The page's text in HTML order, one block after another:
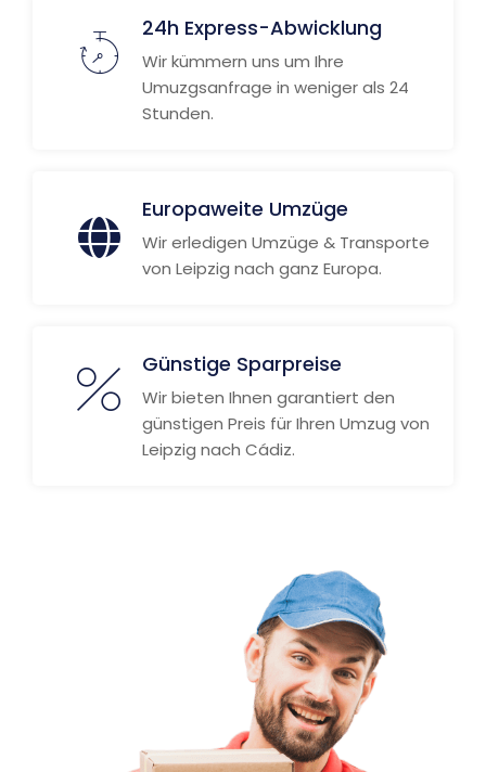
24h Express-Abwicklung
Wir kümmern uns um Ihre
Umuzgsanfrage in weniger als 24
Stunden.
Europaweite Umzüge
Wir erledigen Umzüge & Transporte
von Leipzig nach ganz Europa.
Günstige Sparpreise
Wir bieten Ihnen garantiert den
günstigen Preis für Ihren Umzug von
Leipzig nach Cádiz.